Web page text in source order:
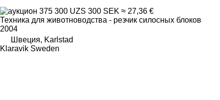
375 300 UZS 300 SEK ≈ 27,36 €
Техника для животноводства - резчик силосных блоков
2004
Швеция, Karlstad
Klaravik Sweden